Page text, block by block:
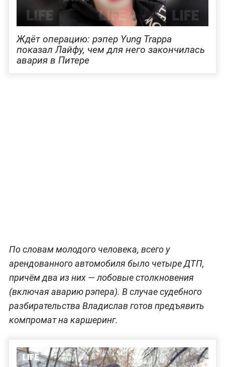
Ждёт операцию: рэпер Yung Trappa
показал Лайфу, чем для него закончилась
авария в Питере
По словам молодого человека, всего у
арендованного автомобиля было четыре ДТП,
причём два из них — лобовые столкновения
(включая аварию рэпера). В случае судебного
разбирательства Владислав готов предъявить
компромат на каршеринг.